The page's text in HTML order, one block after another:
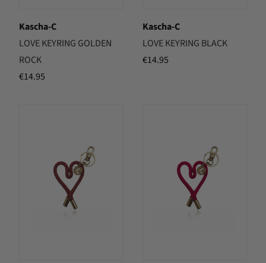
Kascha-C
LOVE KEYRING GOLDEN
ROCK
€14.95
Kascha-C
LOVE KEYRING BLACK
€14.95